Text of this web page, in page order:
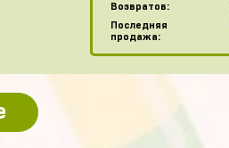
Возвратов:
Последняя
продажа: